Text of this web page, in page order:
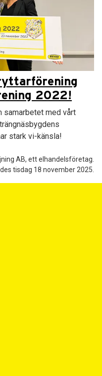
2022!
samarbetet med vårt
stark vi-känsla!
AB, ett elhandelsföretag.
tisdag 18 november 2025.